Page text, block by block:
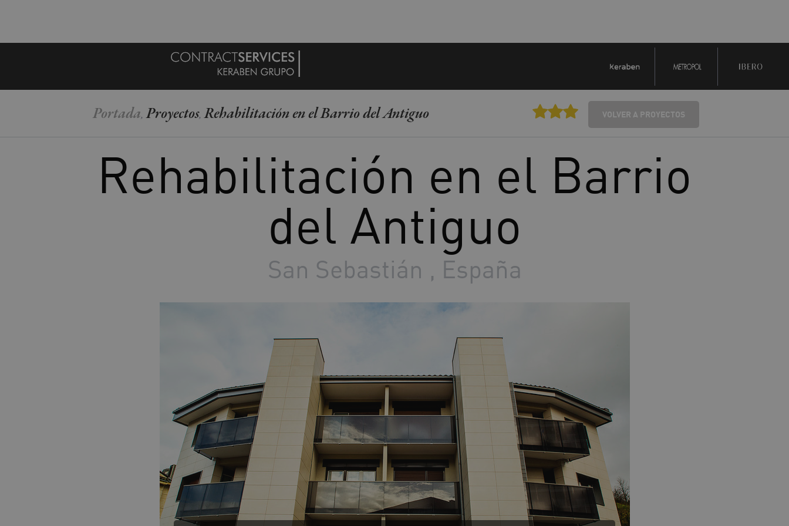
VOLVER A PROYECTOS
Portada, Proyectos, Rehabilitación en el Barrio del Antiguo
Rehabilitación en el Barrio
del Antiguo
San Sebastián , España